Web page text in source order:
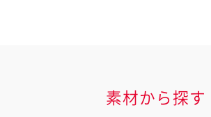
素材から探す